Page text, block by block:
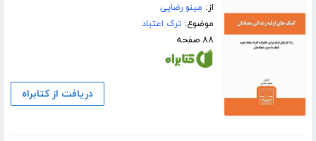
از: مینو رضایی
موضوع:ترک اعتیاد
۸۸ صفحه
دریافت از کتابراه